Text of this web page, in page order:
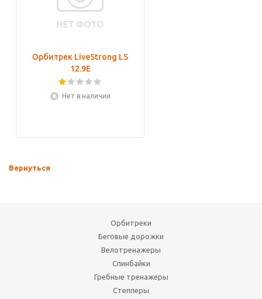
Орбитрек LiveStrong LS
12.9E
Нет в наличии
Вернуться
Орбитреки
Беговые дорожки
Велотренажеры
Спинбайки
Гребные тренажеры
Степперы